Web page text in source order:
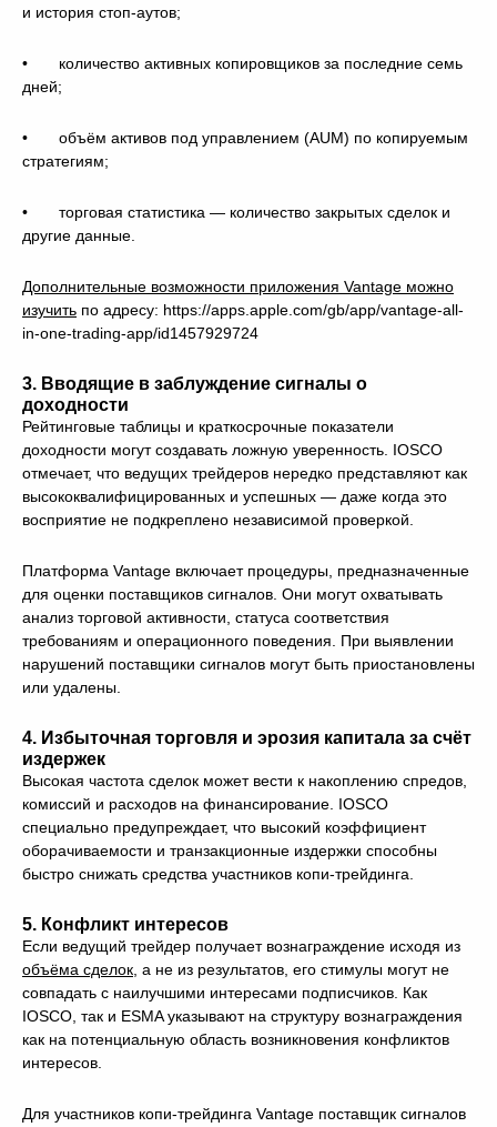
и история стоп-аутов;
• количество активных копировщиков за последние семь
дней;
• объём активов под управлением (AUM) по копируемым
стратегиям;
• торговая статистика — количество закрытых сделок и
другие данные.
Дополнительные возможности приложения Vantage можно
изучить по адресу: https://apps.apple.com/gb/app/vantage-all-
in-one-trading-app/id1457929724
3. Вводящие в заблуждение сигналы о
доходности
Рейтинговые таблицы и краткосрочные показатели
доходности могут создавать ложную уверенность. IOSCO
отмечает, что ведущих трейдеров нередко представляют как
высококвалифицированных и успешных — даже когда это
восприятие не подкреплено независимой проверкой.
Платформа Vantage включает процедуры, предназначенные
для оценки поставщиков сигналов. Они могут охватывать
анализ торговой активности, статуса соответствия
требованиям и операционного поведения. При выявлении
нарушений поставщики сигналов могут быть приостановлены
или удалены.
4. Избыточная торговля и эрозия капитала за счёт
издержек
Высокая частота сделок может вести к накоплению спредов,
комиссий и расходов на финансирование. IOSCO
специально предупреждает, что высокий коэффициент
оборачиваемости и транзакционные издержки способны
быстро снижать средства участников копи-трейдинга.
5. Конфликт интересов
Если ведущий трейдер получает вознаграждение исходя из
объёма сделок, а не из результатов, его стимулы могут не
совпадать с наилучшими интересами подписчиков. Как
IOSCO, так и ESMA указывают на структуру вознаграждения
как на потенциальную область возникновения конфликтов
интересов.
Для участников копи-трейдинга Vantage поставщик сигналов